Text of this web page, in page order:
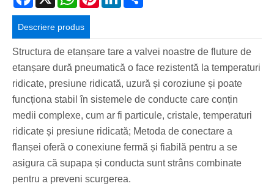
Descriere produs
Structura de etanșare tare a valvei noastre de fluture de
etanșare dură pneumatică o face rezistentă la temperaturi
ridicate, presiune ridicată, uzură și coroziune și poate
funcționa stabil în sistemele de conducte care conțin
medii complexe, cum ar fi particule, cristale, temperaturi
ridicate și presiune ridicată; Metoda de conectare a
flanșei oferă o conexiune fermă și fiabilă pentru a se
asigura că supapa și conducta sunt strâns combinate
pentru a preveni scurgerea.